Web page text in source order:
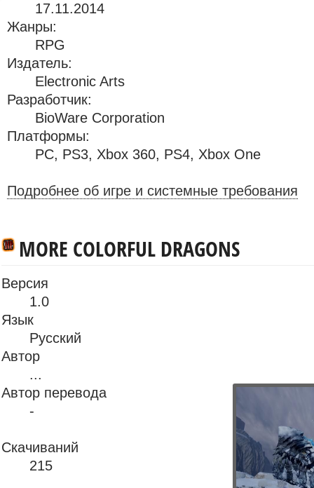
17.11.2014
Жанры:
RPG
Издатель:
Electronic Arts
Разработчик:
BioWare Corporation
Платформы:
PC, PS3, Xbox 360, PS4, Xbox One
Подробнее об игре и системные требования
MORE COLORFUL DRAGONS
Версия
1.0
Язык
Русский
Автор
...
Автор перевода
-
Скачиваний
215